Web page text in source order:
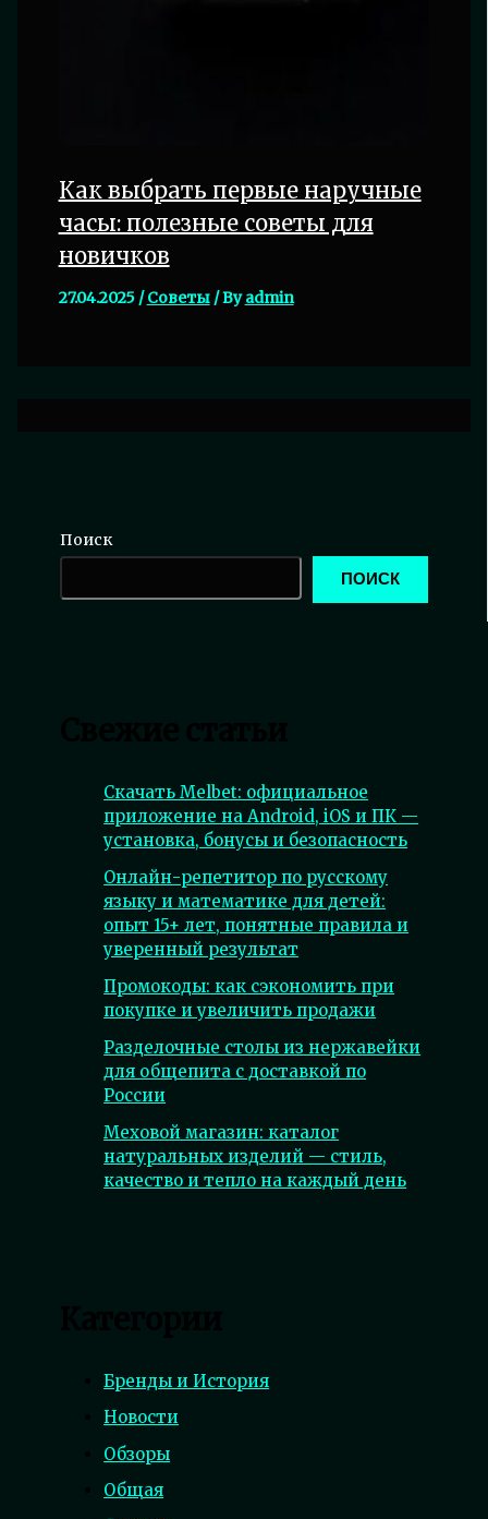
Как выбрать первые наручные
часы: полезные советы для
новичков
27.04.2025 /Советы/ Byadmin
Поиск
ПОИСК
Скачать Melbet: официальное
приложение на Android, iOS и ПК —
установка, бонусы и безопасность
Онлайн-репетитор по русскому
языку и математике для детей:
опыт 15+ лет, понятные правила и
уверенный результат
Промокоды: как сэкономить при
покупке и увеличить продажи
Разделочные столы из нержавейки
для общепита с доставкой по
России
Меховой магазин: каталог
натуральных изделий — стиль,
качество и тепло на каждый день
Бренды и История
Новости
Обзоры
Общая